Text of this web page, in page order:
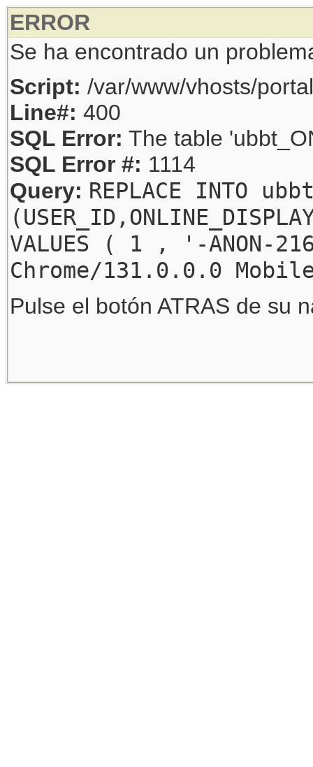
ERROR
Se ha encontrado un
Script: /var/www/vhosts/
Line#: 400
SQL Error: The table
SQL Error #: 1114
Query: REPLACE INTO
VALUES ( 1 , '-
Chrome/131.0.0.0
Pulse el botón ATRAS de su